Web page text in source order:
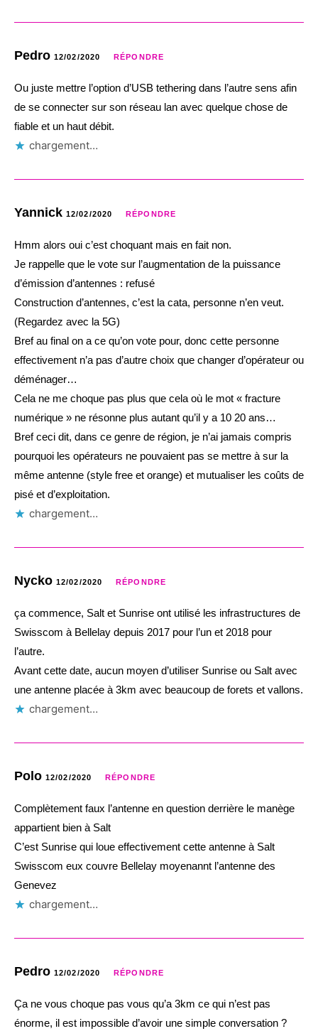
Pedro 12/02/2020 RÉPONDRE
Ou juste mettre l’option d’USB tethering dans l’autre sens afin
de se connecter sur son réseau lan avec quelque chose de
fiable et un haut débit.
chargement…
Yannick 12/02/2020 RÉPONDRE
Hmm alors oui c’est choquant mais en fait non.
Je rappelle que le vote sur l’augmentation de la puissance
d’émission d’antennes : refusé
Construction d’antennes, c’est la cata, personne n’en veut.
(Regardez avec la 5G)
Bref au final on a ce qu’on vote pour, donc cette personne
effectivement n’a pas d’autre choix que changer d’opérateur ou
déménager…
Cela ne me choque pas plus que cela où le mot « fracture
numérique » ne résonne plus autant qu’il y a 10 20 ans…
Bref ceci dit, dans ce genre de région, je n’ai jamais compris
pourquoi les opérateurs ne pouvaient pas se mettre à sur la
même antenne (style free et orange) et mutualiser les coûts de
pisé et d’exploitation.
chargement…
Nycko 12/02/2020 RÉPONDRE
ça commence, Salt et Sunrise ont utilisé les infrastructures de
Swisscom à Bellelay depuis 2017 pour l’un et 2018 pour
l’autre.
Avant cette date, aucun moyen d’utiliser Sunrise ou Salt avec
une antenne placée à 3km avec beaucoup de forets et vallons.
chargement…
Polo 12/02/2020 RÉPONDRE
Complètement faux l’antenne en question derrière le manège
appartient bien à Salt
C’est Sunrise qui loue effectivement cette antenne à Salt
Swisscom eux couvre Bellelay moyenannt l’antenne des
Genevez
chargement…
Pedro 12/02/2020 RÉPONDRE
Ça ne vous choque pas vous qu’a 3km ce qui n’est pas
énorme, il est impossible d’avoir une simple conversation ?